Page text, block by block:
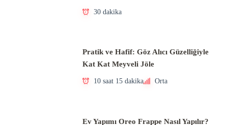
30 dakika
Pratik ve Hafif: Göz Alıcı Güzelliğiyle
Kat Kat Meyveli Jöle
10 saat 15 dakika Orta
Ev Yapımı Oreo Frappe Nasıl Yapılır?